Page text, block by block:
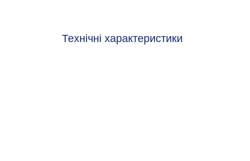
Технічні характеристики